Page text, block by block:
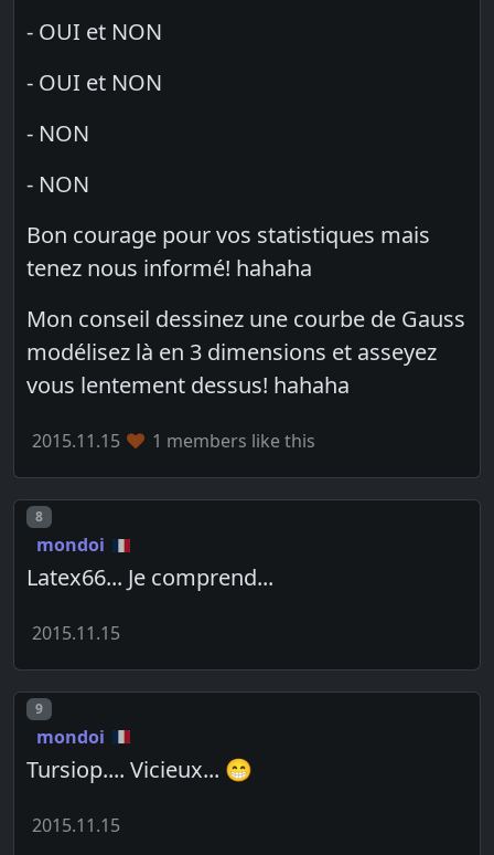
- OUI et NON
- OUI et NON
- NON
- NON
Bon courage pour vos statistiques mais
tenez nous informé! hahaha
Mon conseil dessinez une courbe de Gauss
modélisez là en 3 dimensions et asseyez
vous lentement dessus! hahaha
2015.11.15 1 members like this
Post number
8
mondoi
Latex66... Je comprend...
2015.11.15
Post number
9
mondoi
Tursiop.... Vicieux... 😁
2015.11.15